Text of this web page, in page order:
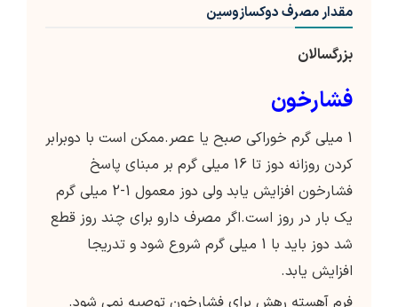
مقدار مصرف دوکسازوسین
بزرگسالان
فشارخون
1 میلی گرم خوراکی صبح یا عصر.ممکن است با دوبرابر
کردن روزانه دوز تا 16 میلی گرم بر مبنای پاسخ
فشارخون افزایش یابد ولی دوز معمول 1-2 میلی گرم
یک بار در روز است.اگر مصرف دارو برای چند روز قطع
شد دوز باید با 1 میلی گرم شروع شود و تدریجا
افزایش یابد.